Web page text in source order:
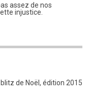
assez de nos
injustice.
de Noël, édition 2015